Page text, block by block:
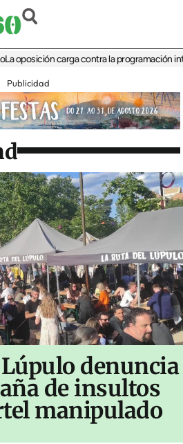
carga contra la programación infantil
Publicidad
denuncia
de insultos
manipulado